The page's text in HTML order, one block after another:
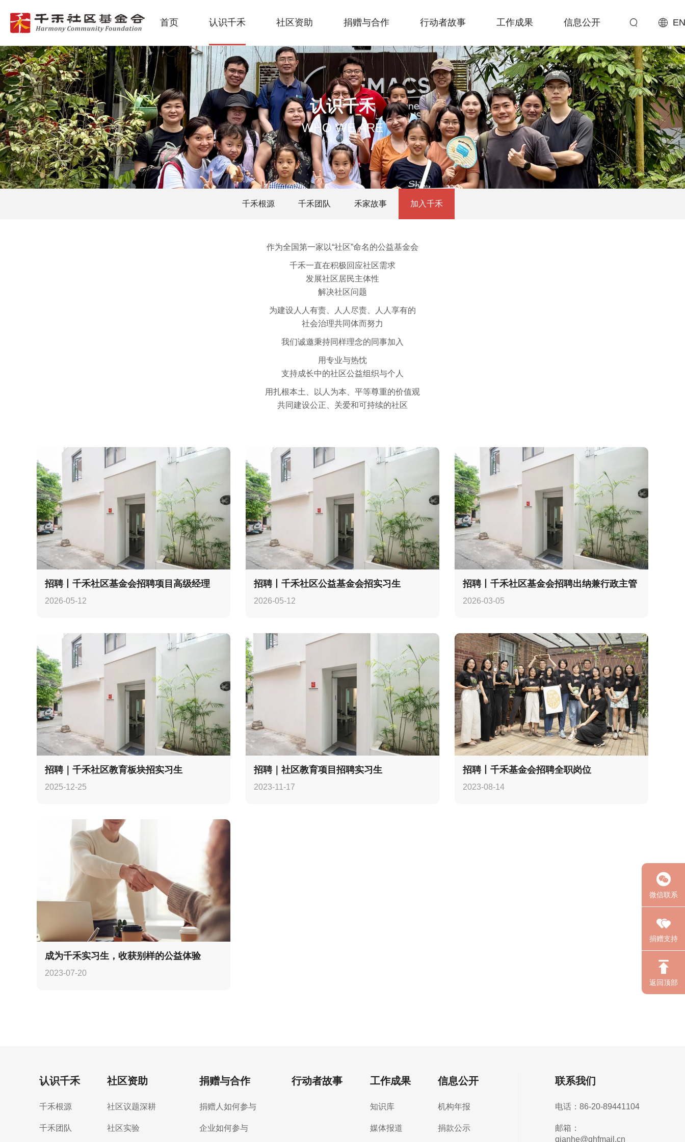
首页 认识千禾 社区资助 捐赠与合作 行动者故事 工作成果 信息公开
认识千禾
WHO WE ARE
千禾根源 千禾团队 禾家故事 加入千禾
作为全国第一家以“社区”命名的公益基金会
千禾一直在积极回应社区需求
发展社区居民主体性
解决社区问题
为建设人人有责、人人尽责、人人享有的
社会治理共同体而努力
我们诚邀秉持同样理念的同事加入
用专业与热忱
支持成长中的社区公益组织与个人
用扎根本土、以人为本、平等尊重的价值观
共同建设公正、关爱和可持续的社区
招聘丨千禾社区基金会招聘项目高级经理
2026-05-12
招聘丨千禾社区公益基金会招实习生
2026-05-12
招聘丨千禾社区基金会招聘出纳兼行政主管
2026-03-05
招聘｜千禾社区教育板块招实习生
2025-12-25
招聘｜社区教育项目招聘实习生
2023-11-17
招聘丨千禾基金会招聘全职岗位
2023-08-14
成为千禾实习生，收获别样的公益体验
2023-07-20
认识千禾
千禾根源
千禾团队
社区资助
社区议题深耕
社区实验
捐赠与合作
捐赠人如何参与
企业如何参与
行动者故事 工作成果
知识库
媒体报道
信息公开
机构年报
捐款公示
联系我们
电话：86-20-89441104
邮箱：
qianhe@ghfmail.cn
微信联系
捐赠支持
返回顶部